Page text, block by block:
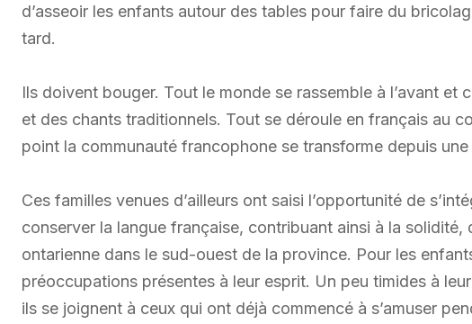
d’asseoir les enfants autour des tables pour faire du
tard.
Ils doivent bouger. Tout le monde se rassemble à l’avant et
et des chants traditionnels. Tout se déroule en français au
point la communauté francophone se transforme depuis une
Ces familles venues d’ailleurs ont saisi l’opportunité de
conserver la langue française, contribuant ainsi à la
ontarienne dans le sud-ouest de la province. Pour les
préoccupations présentes à leur esprit. Un peu timides à
ils se joignent à ceux qui ont déjà commencé à s’amuser